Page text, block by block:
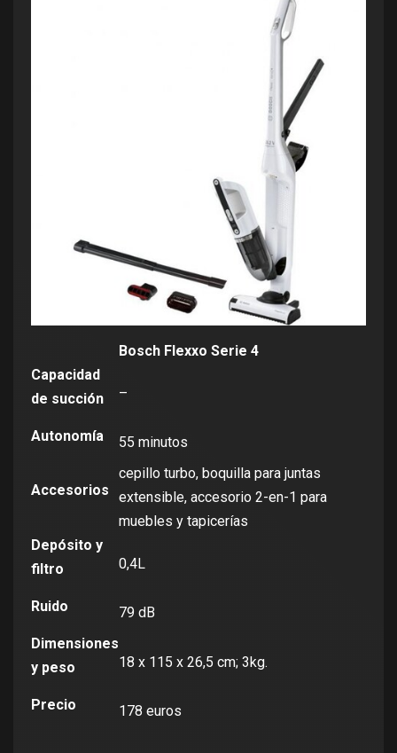
Bosch Flexxo Serie 4
Capacidad
de succión
–
Autonomía 55 minutos
Accesorios
cepillo turbo, boquilla para juntas
extensible, accesorio 2-en-1 para
muebles y tapicerías
Depósito y
filtro
0,4L
Ruido
79 dB
Dimensiones
y peso
18 x 115 x 26,5 cm; 3kg.
Precio 178 euros